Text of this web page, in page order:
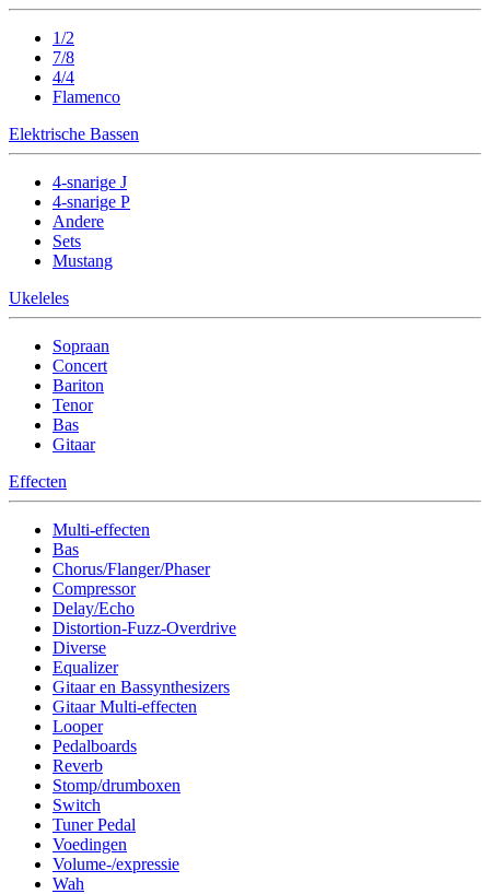
1/2
7/8
4/4
Flamenco
Elektrische Bassen
4-snarige J
4-snarige P
Andere
Sets
Mustang
Ukeleles
Sopraan
Concert
Bariton
Tenor
Bas
Gitaar
Effecten
Multi-effecten
Bas
Chorus/Flanger/Phaser
Compressor
Delay/Echo
Distortion-Fuzz-Overdrive
Diverse
Equalizer
Gitaar en Bassynthesizers
Gitaar Multi-effecten
Looper
Pedalboards
Reverb
Stomp/drumboxen
Switch
Tuner Pedal
Voedingen
Volume-/expressie
Wah